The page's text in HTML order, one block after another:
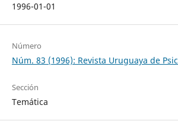
1996-01-01
Número
Núm. 83 (1996): Revista Uruguaya de
Sección
Temática